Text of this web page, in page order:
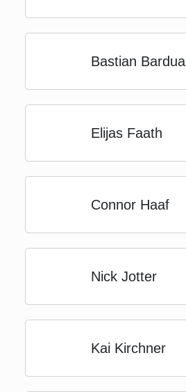
Bastian Bardua
Elijas Faath
Connor Haaf
Nick Jotter
Kai Kirchner